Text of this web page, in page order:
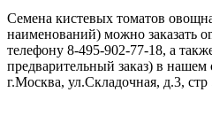
Семена кистевых томатов
наименований) можно заказать
телефону 8-495-902-77-18, а
предварительный заказ) в нашем
г.Москва, ул.Складочная, д.3, стр